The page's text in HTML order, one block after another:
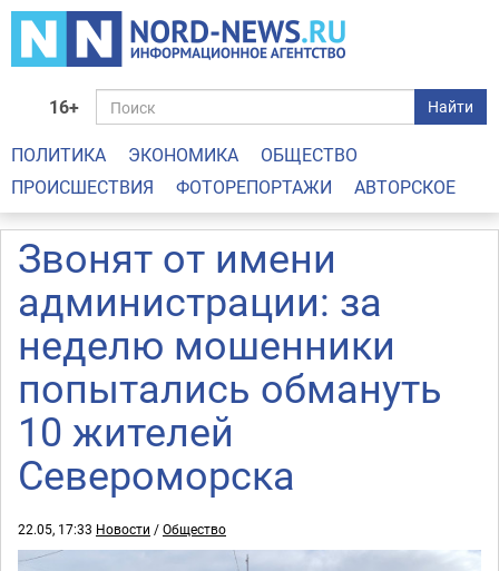
16+ Найти
ПОЛИТИКА ЭКОНОМИКА
ОБЩЕСТВО
ПРОИСШЕСТВИЯ
ФОТОРЕПОРТАЖИ АВТОРСКОЕ
Звонят от имени
администрации: за
неделю мошенники
попытались обмануть
10 жителей
Североморска
22.05, 17:33 Новости /Общество